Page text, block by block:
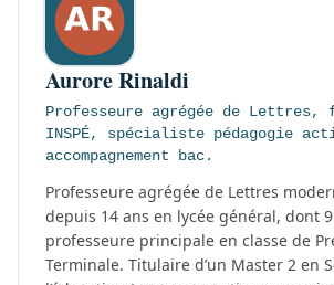
Aurore Rinaldi
Professeure agrégée de Lettres,
INSPÉ, spécialiste pédagogie
accompagnement bac.
Professeure agrégée de Lettres
depuis 14 ans en lycée général, dont
professeure principale en classe de
Terminale. Titulaire d’un Master 2 en